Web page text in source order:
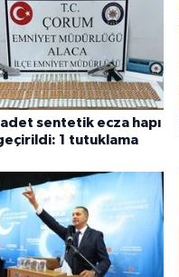
sentetik ecza hapı
1 tutuklama